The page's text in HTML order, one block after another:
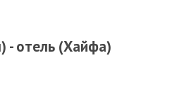
- отель (Хайфа)